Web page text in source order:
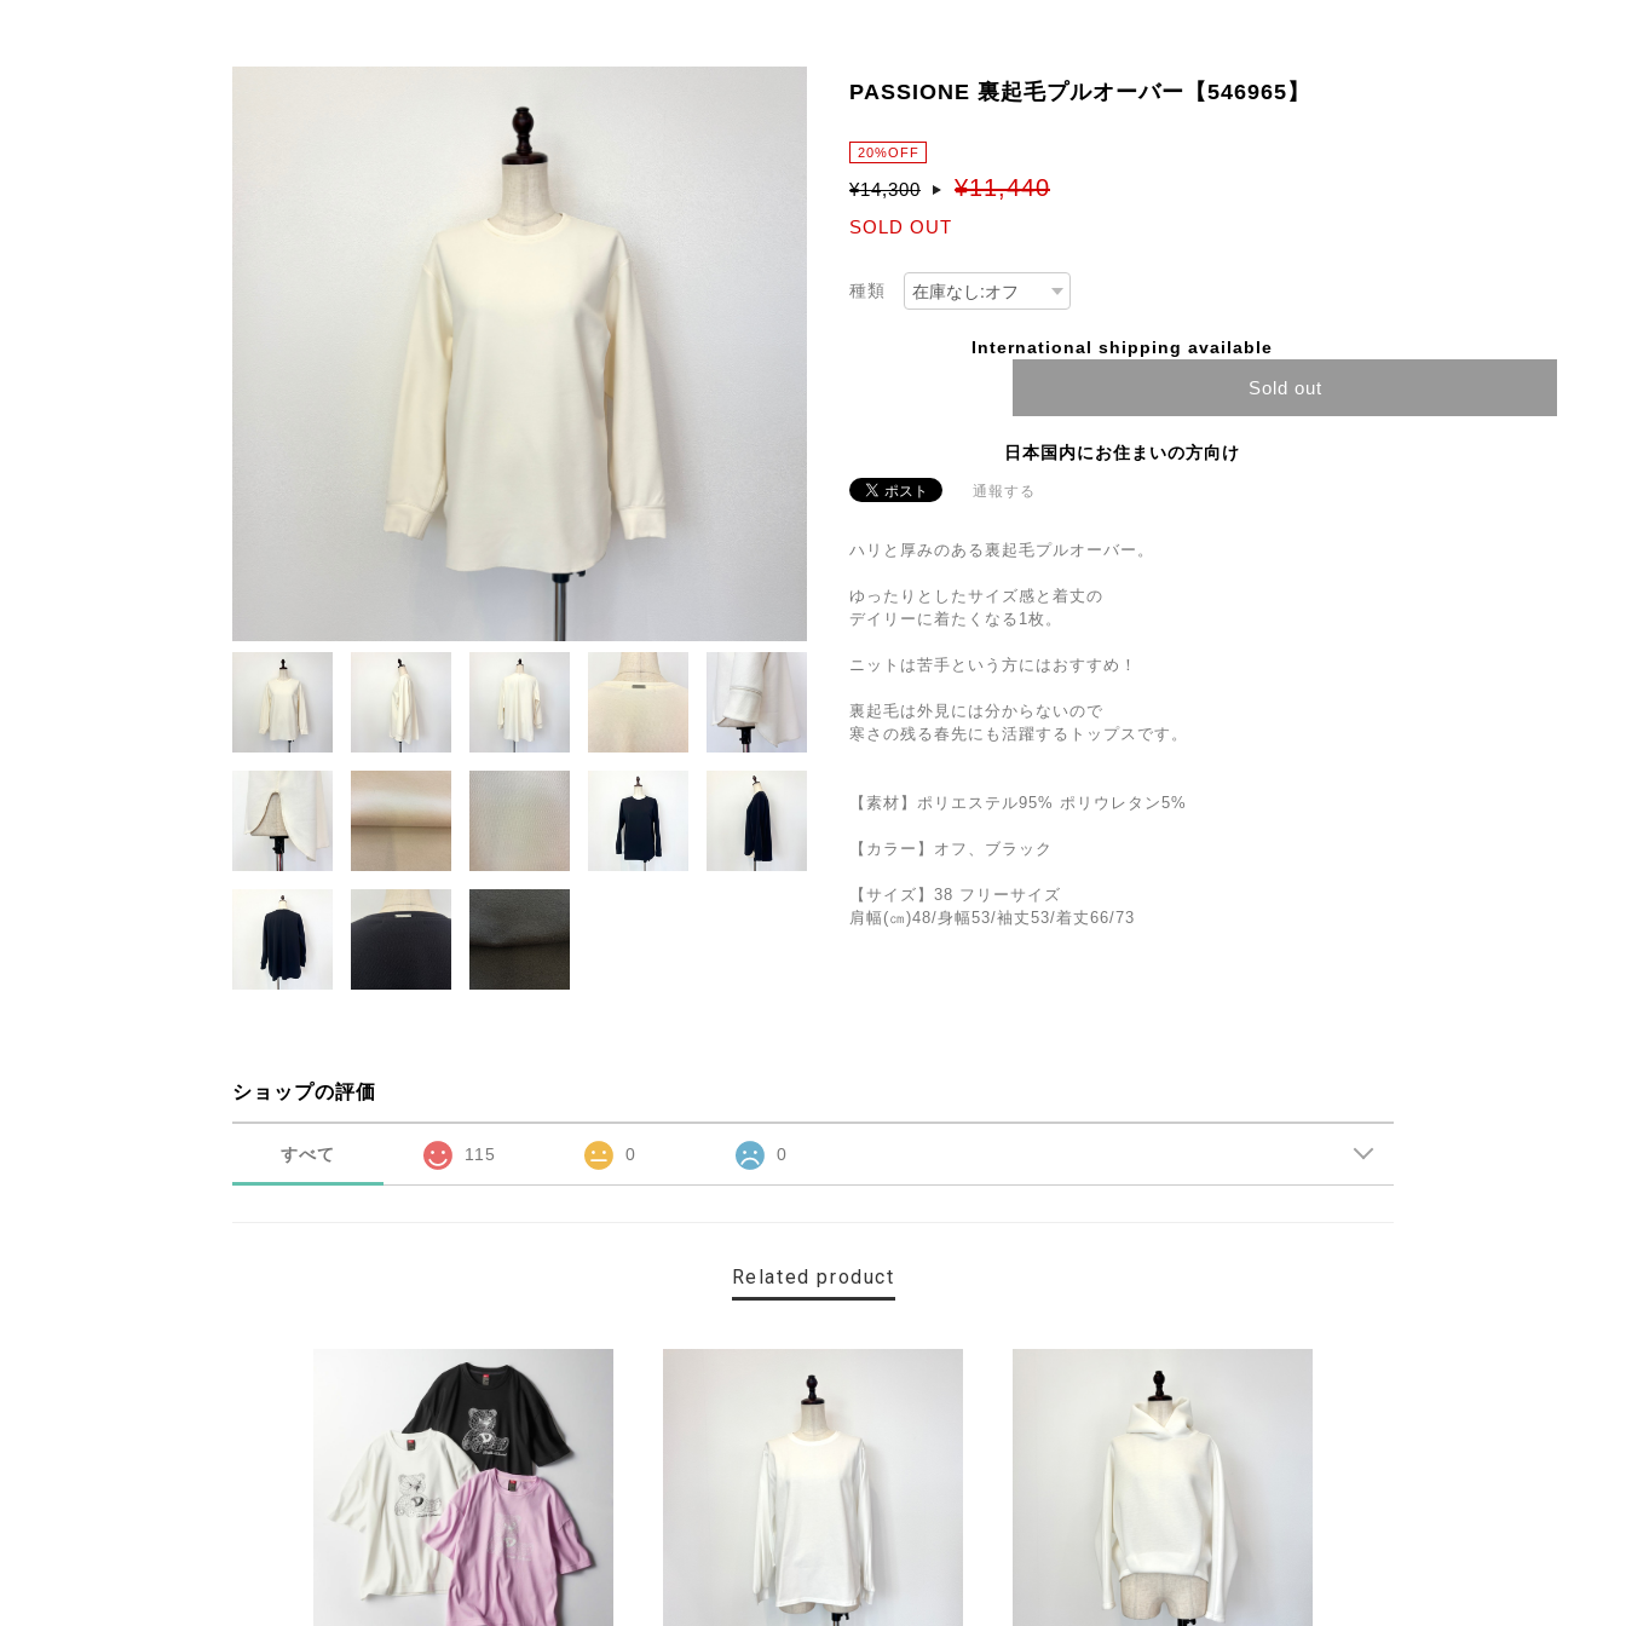
PASSIONE 裏起毛プルオーバー【546965】
20%OFF
¥14,300 ¥11,440
SOLD OUT
種類
International shipping available
Sold out
日本国内にお住まいの方向け
通報する
ハリと厚みのある裏起毛プルオーバー。
ゆったりとしたサイズ感と着丈の
デイリーに着たくなる1枚。
ニットは苦手という方にはおすすめ！
裏起毛は外見には分からないので
寒さの残る春先にも活躍するトップスです。
【素材】ポリエステル95% ポリウレタン5%
【カラー】オフ、ブラック
【サイズ】38 フリーサイズ
肩幅(㎝)48/身幅53/袖丈53/着丈66/73
ショップの評価
すべて 115 0 0
Related product